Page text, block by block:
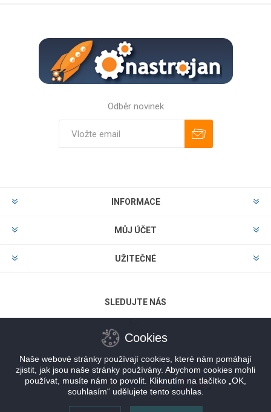
Odběr novinek
INFORMACE
MŮJ ÚČET
UŽITEČNÉ
SLEDUJTE NÁS
MOŽNOSTI PLATBY
Cookies
Naše webové stránky používají cookies, které nám pomáhají
zjistit, jak jsou naše stránky používány. Abychom cookies mohli
používat, musíte nám to povolit. Kliknutím na tlačítko „OK,
souhlasím“ udělujete tento souhlas.